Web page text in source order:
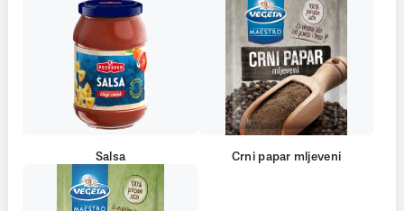
Salsa Crni papar mljeveni